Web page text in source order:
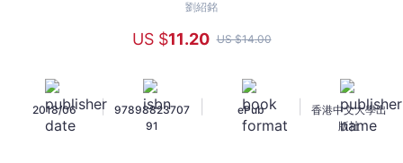
劉紹銘
US $11.20 US $14.00
2018/06 |
97898823707
91
ePub
香港中文大學出
版社